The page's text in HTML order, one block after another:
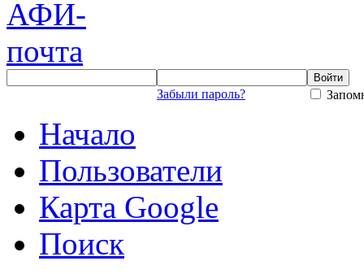
Забыли пароль?
Начало
Пользователи
Карта Google
Поиск